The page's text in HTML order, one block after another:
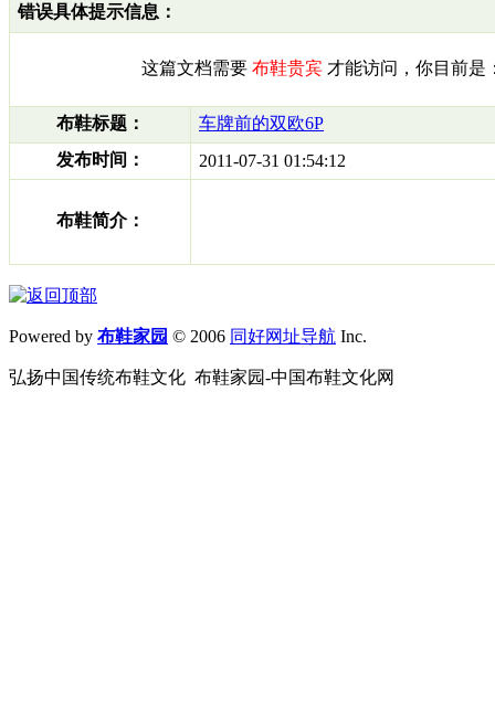
错误具体提示信息：
这篇文档需要 布鞋贵宾 才能访问，你目前是
布鞋标题：
车牌前的双欧6P
发布时间：
2011-07-31 01:54:12
布鞋简介：
Powered by 布鞋家园 © 2006 同好网址导航 Inc.
弘扬中国传统布鞋文化 布鞋家园-中国布鞋文化网